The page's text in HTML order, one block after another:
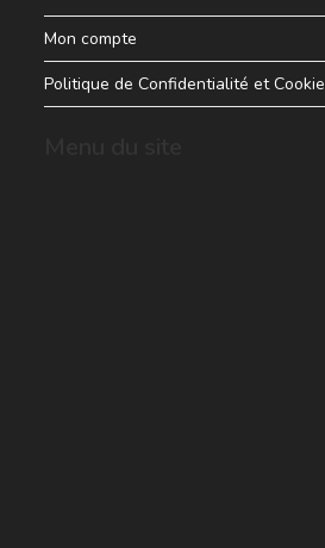
Mon compte
Politique de Confidentialité et Cookie